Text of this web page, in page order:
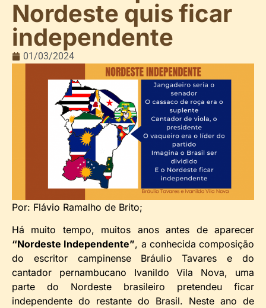
Nordeste quis ficar
independente
01/03/2024
Por: Flávio Ramalho de Brito;
Há muito tempo, muitos anos antes de aparecer
“Nordeste Independente”, a conhecida composição
do escritor campinense Bráulio Tavares e do
cantador pernambucano Ivanildo Vila Nova, uma
parte do Nordeste brasileiro pretendeu ficar
independente do restante do Brasil. Neste ano de